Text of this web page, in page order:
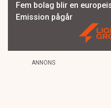
Fem bolag blir en
Emission pågår
ANNONS